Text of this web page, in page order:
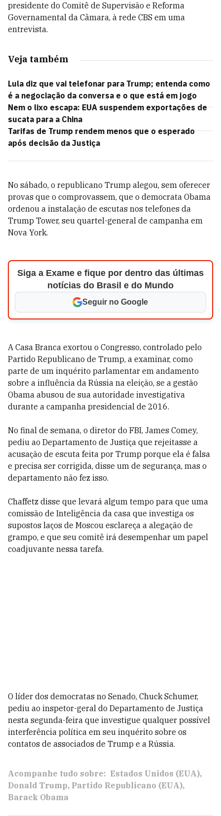
presidente do Comitê de Supervisão e Reforma
Governamental da Câmara, à rede CBS em uma
entrevista.
Veja também
Lula diz que vai telefonar para Trump; entenda como
é a negociação da conversa e o que está em jogo
Nem o lixo escapa: EUA suspendem exportações de
sucata para a China
Tarifas de Trump rendem menos que o esperado
após decisão da Justiça
No sábado, o republicano Trump alegou, sem oferecer
provas que o comprovassem, que o democrata Obama
ordenou a instalação de escutas nos telefones da
Trump Tower, seu quartel-general de campanha em
Nova York.
Siga a Exame e fique por dentro das últimas
notícias do Brasil e do Mundo
Seguir no Google
A Casa Branca exortou o Congresso, controlado pelo
Partido Republicano de Trump, a examinar, como
parte de um inquérito parlamentar em andamento
sobre a influência da Rússia na eleição, se a gestão
Obama abusou de sua autoridade investigativa
durante a campanha presidencial de 2016.
No final de semana, o diretor do FBI, James Comey,
pediu ao Departamento de Justiça que rejeitasse a
acusação de escuta feita por Trump porque ela é falsa
e precisa ser corrigida, disse um de segurança, mas o
departamento não fez isso.
Chaffetz disse que levará algum tempo para que uma
comissão de Inteligência da casa que investiga os
supostos laços de Moscou esclareça a alegação de
grampo, e que seu comitê irá desempenhar um papel
coadjuvante nessa tarefa.
O líder dos democratas no Senado, Chuck Schumer,
pediu ao inspetor-geral do Departamento de Justiça
nesta segunda-feira que investigue qualquer possível
interferência política em seu inquérito sobre os
contatos de associados de Trump e a Rússia.
Acompanhe tudo sobre: Estados Unidos (EUA)
Donald Trump Partido Republicano (EUA)
Barack Obama